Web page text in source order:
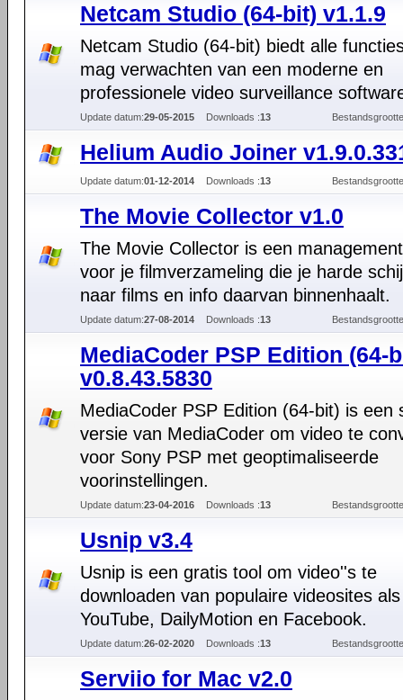
Netcam Studio (64-bit) v1.1.9
Netcam Studio (64-bit) biedt alle
mag verwachten van een moderne en
professionele video surveillance
Update datum:29-05-2015 Downloads :13
Helium Audio Joiner
Update datum:01-12-2014 Downloads :13
The Movie Collector v1.0
The Movie Collector is een
voor je filmverzameling die je harde
naar films en info daarvan binnenhaalt.
Update datum:27-08-2014 Downloads :13
MediaCoder PSP Edition (64-
v0.8.43.5830
MediaCoder PSP Edition (64-bit) is een
versie van MediaCoder om video te
voor Sony PSP met geoptimaliseerde
voorinstellingen.
Update datum:23-04-2016 Downloads :13
Usnip v3.4
Usnip is een gratis tool om video''s te
downloaden van populaire videosites als
YouTube, DailyMotion en Facebook.
Update datum:26-02-2020 Downloads :13
Serviio for Mac v2.0